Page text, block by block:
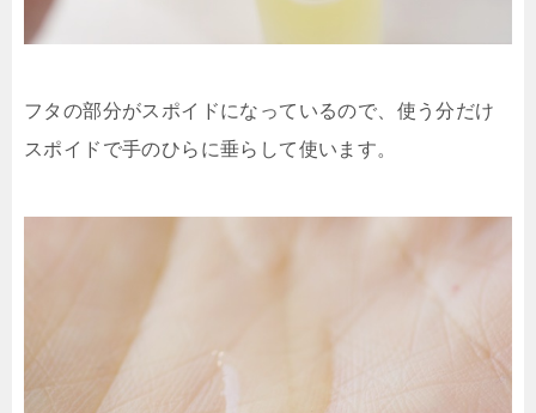
フタの部分がスポイドになっているので、使う分だけ
スポイドで手のひらに垂らして使います。